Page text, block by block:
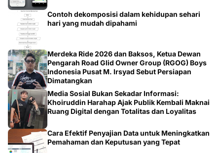
Contoh dekomposisi dalam kehidupan sehari
hari yang mudah dipahami
Merdeka Ride 2026 dan Baksos, Ketua Dewan
Pengarah Road Glid Owner Group (RGOG) Boys
Indonesia Pusat M. Irsyad Sebut Persiapan
Dimatangkan
Media Sosial Bukan Sekadar Informasi:
Khoiruddin Harahap Ajak Publik Kembali Maknai
Ruang Digital dengan Totalitas dan Loyalitas
Cara Efektif Penyajian Data untuk Meningkatkan
Pemahaman dan Keputusan yang Tepat